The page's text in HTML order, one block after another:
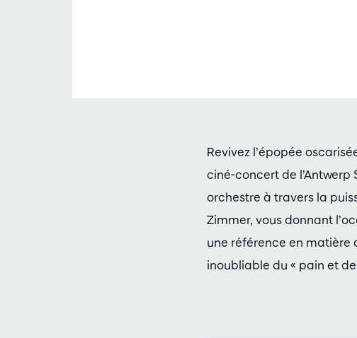
Revivez l’épopée
ciné-concert de
orchestre à travers la
Zimmer, vous donnant
une référence en matière
inoubliable du « pain et